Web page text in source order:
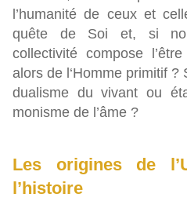
l’humanité de ceux et
quête de Soi et, si
collectivité compose
alors de l‘Homme primitif
dualisme du vivant ou
monisme de l’âme ?
Les origines de
l’histoire